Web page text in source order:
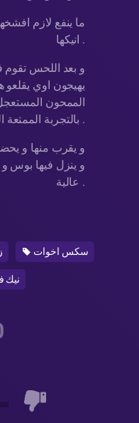
ما ينفع لازم
انيكها .
و بعد اللحس تقوم
يهيجون اوي يقلعو
الممحون
بالتجربة الممتعة المثيرة .
و يقرب منها و
و ينزل فيها
عالية .
سكس اخوات
نيك